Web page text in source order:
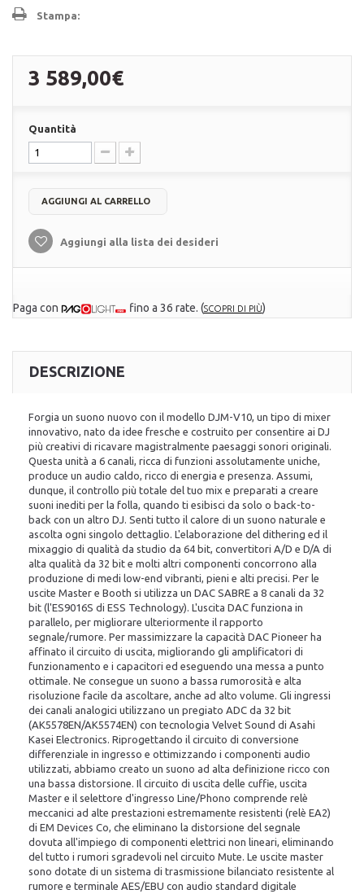
Stampa:
3 589,00€
Quantità
AGGIUNGI AL CARRELLO
Aggiungi alla lista dei desideri
Paga con fino a 36 rate. (SCOPRI DI PIÙ)
DESCRIZIONE
Forgia un suono nuovo con il modello DJM-V10, un tipo di mixer
innovativo, nato da idee fresche e costruito per consentire ai DJ
più creativi di ricavare magistralmente paesaggi sonori originali.
Questa unità a 6 canali, ricca di funzioni assolutamente uniche,
produce un audio caldo, ricco di energia e presenza. Assumi,
dunque, il controllo più totale del tuo mix e preparati a creare
suoni inediti per la folla, quando ti esibisci da solo o back-to-
back con un altro DJ. Senti tutto il calore di un suono naturale e
ascolta ogni singolo dettaglio. L'elaborazione del dithering ed il
mixaggio di qualità da studio da 64 bit, convertitori A/D e D/A di
alta qualità da 32 bit e molti altri componenti concorrono alla
produzione di medi low-end vibranti, pieni e alti precisi. Per le
uscite Master e Booth si utilizza un DAC SABRE a 8 canali da 32
bit (l'ES9016S di ESS Technology). L'uscita DAC funziona in
parallelo, per migliorare ulteriormente il rapporto
segnale/rumore. Per massimizzare la capacità DAC Pioneer ha
affinato il circuito di uscita, migliorando gli amplificatori di
funzionamento e i capacitori ed eseguendo una messa a punto
ottimale. Ne consegue un suono a bassa rumorosità e alta
risoluzione facile da ascoltare, anche ad alto volume. Gli ingressi
dei canali analogici utilizzano un pregiato ADC da 32 bit
(AK5578EN/AK5574EN) con tecnologia Velvet Sound di Asahi
Kasei Electronics. Riprogettando il circuito di conversione
differenziale in ingresso e ottimizzando i componenti audio
utilizzati, abbiamo creato un suono ad alta definizione ricco con
una bassa distorsione. Il circuito di uscita delle cuffie, uscita
Master e il selettore d'ingresso Line/Phono comprende relè
meccanici ad alte prestazioni estremamente resistenti (relè EA2)
di EM Devices Co, che eliminano la distorsione del segnale
dovuta all'impiego di componenti elettrici non lineari, eliminando
del tutto i rumori sgradevoli nel circuito Mute. Le uscite master
sono dotate di un sistema di trasmissione bilanciato resistente al
rumore e terminale AES/EBU con audio standard digitale